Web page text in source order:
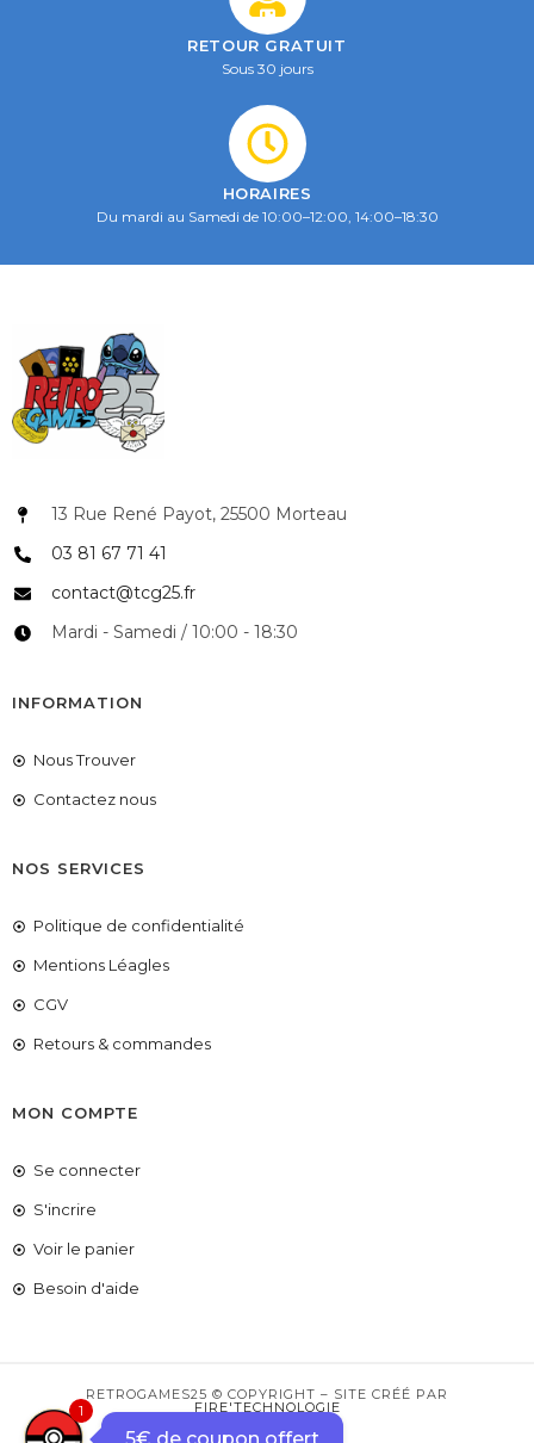
RETOUR GRATUIT
Sous 30 jours
HORAIRES
Du mardi au Samedi de 10:00–12:00, 14:00–18:30
13 Rue René Payot, 25500 Morteau
03 81 67 71 41
contact@tcg25.fr
Mardi - Samedi / 10:00 - 18:30
INFORMATION
Nous Trouver
Contactez nous
NOS SERVICES
Politique de confidentialité
Mentions Léagles
CGV
Retours & commandes
MON COMPTE
Se connecter
S'incrire
Voir le panier
Besoin d'aide
RETROGAMES25 © COPYRIGHT – SITE CRÉÉ PAR
FIRE'TECHNOLOGIE
COUPONX0187906505
1